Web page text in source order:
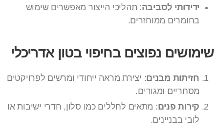
ידידותי לסביבה: תהליכי הייצור מאפשרים שימוש
בחומרים ממוחזרים.
שימושים נפוצים בחיפוי בטון אדריכלי
חזיתות מבנים: יצירת מראה ייחודי ומרשים לפרויקטים
מסחריים ומגורים.
קירות פנים: מתאים לחללים כמו סלון, חדרי ישיבות או
לובי בבניינים.